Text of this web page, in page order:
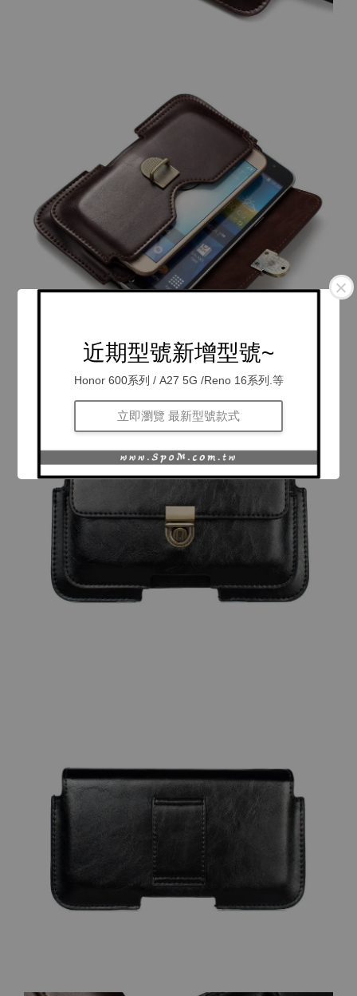
近期型號新增型號~
Honor 600系列 / A27 5G /Reno 16系列.等
立即瀏覽 最新型號款式